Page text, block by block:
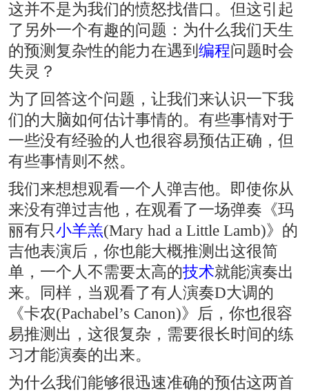
这并不是为我们的愤怒找借口。但这引起
了另外一个有趣的问题：为什么我们天生
的预测复杂性的能力在遇到 编程问题时会
失灵？
为了回答这个问题，让我们来认识一下我
们的大脑如何估计事情的。有些事情对于
一些没有经验的人也很容易预估正确，但
有些事情则不然。
我们来想想观看一个人弹吉他。即使你从
来没有弹过吉他，在观看了一场弹奏《玛
丽有只小羊羔(Mary had a Little Lamb)》的
吉他表演后，你也能大概推测出这很简
单，一个人不需要太高的技术就能演奏出
来。同样，当观看了有人演奏D大调的
《卡农(Pachabel’s Canon)》后，你也很容
易推测出，这很复杂，需要很长时间的练
习才能演奏的出来。
为什么我们能够很迅速准确的预估这两首